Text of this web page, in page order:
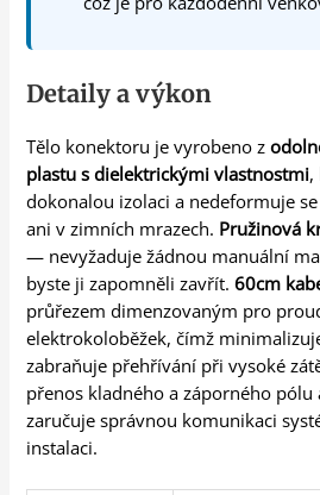
Detaily a výkon
Tělo konektoru je vyrobeno z
plastu s dielektrickými vlastnostmi,
dokonalou izolaci a nedeformuje
ani v zimních mrazech. Pružinová
— nevyžaduje žádnou manuální
byste ji zapomněli zavřít.60cm
průřezem dimenzovaným pro
elektrokoloběžek, čímž
zabraňuje přehřívání při vysoké
přenos kladného a záporného pólu
zaručuje správnou komunikaci
instalaci.